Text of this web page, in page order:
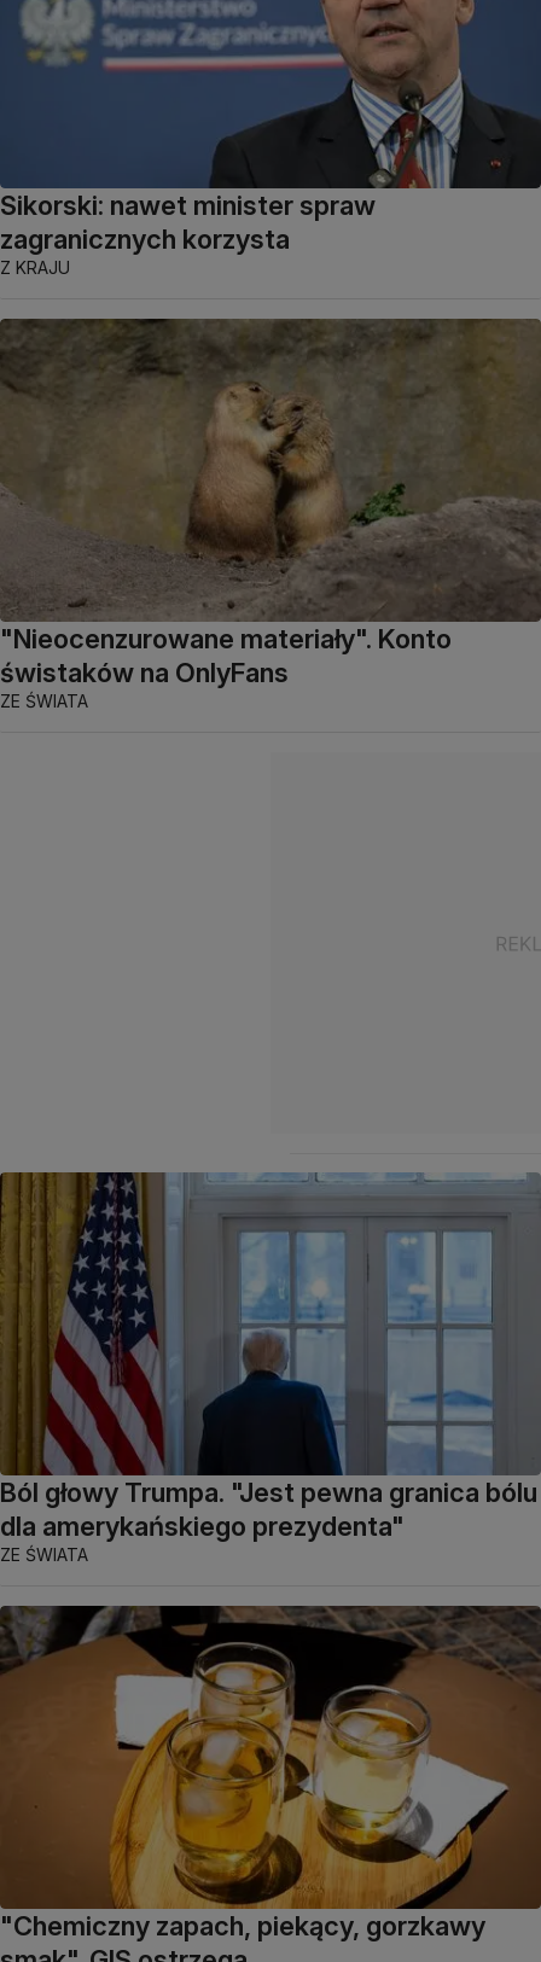
Sikorski: nawet minister spraw
zagranicznych korzysta
Z KRAJU
"Nieocenzurowane materiały". Konto
świstaków na OnlyFans
ZE ŚWIATA
Ból głowy Trumpa. "Jest pewna granica bólu
dla amerykańskiego prezydenta"
ZE ŚWIATA
"Chemiczny zapach, piekący, gorzkawy